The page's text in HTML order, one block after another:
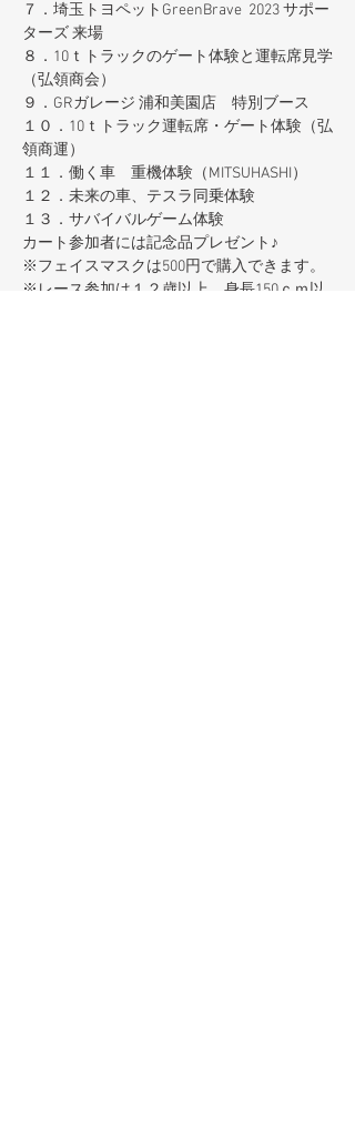
７．埼玉トヨペットGreenBrave  2023 サポー
ターズ 来場
８．10ｔトラックのゲート体験と運転席見学
（弘領商会）
９．GRガレージ 浦和美園店　特別ブース
１０．10ｔトラック運転席・ゲート体験（弘
領商運）
１１．働く車　重機体験（MITSUHASHI）
１２．未来の車、テスラ同乗体験
１３．サバイバルゲーム体験
カート参加者には記念品プレゼント♪
※フェイスマスクは500円で購入できます。
※レース参加は１２歳以上、身長150ｃｍ以